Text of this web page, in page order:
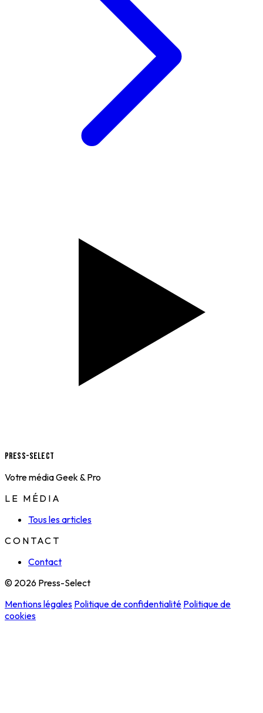
Press-Select
Votre média Geek & Pro
LE MÉDIA
Tous les articles
CONTACT
Contact
© 2026 Press-Select
Mentions légales Politique de confidentialité Politique de
cookies